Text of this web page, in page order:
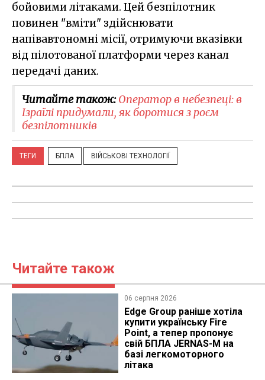
бойовими літаками. Цей безпілотник
повинен "вміти" здійснювати
напівавтономні місії, отримуючи вказівки
від пілотованої платформи через канал
передачі даних.
Читайте також:Оператор в небезпеці: в
Ізраїлі придумали, як боротися з роєм
безпілотників
ТЕГИ БПЛА ВІЙСЬКОВІ ТЕХНОЛОГІЇ
Читайте також
06 серпня 2026
Edge Group раніше хотіла
купити українську Fire
Point, а тепер пропонує
свій БПЛА JERNAS-M на
базі легкомоторного
літака